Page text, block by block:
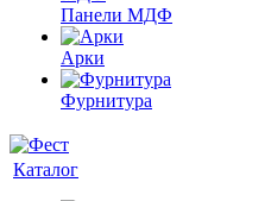
Панели МДФ
Арки
Фурнитура
Каталог